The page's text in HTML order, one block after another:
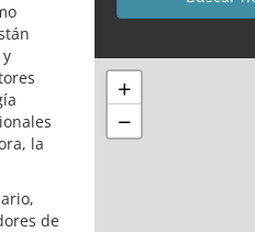
la
de
+
−